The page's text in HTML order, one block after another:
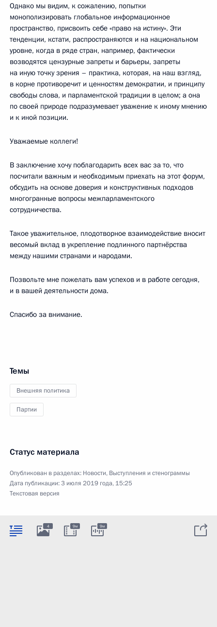
Однако мы видим, к сожалению, попытки
монополизировать глобальное информационное
пространство, присвоить себе «право на истину». Эти
тенденции, кстати, распространяются и на национальном
уровне, когда в ряде стран, например, фактически
возводятся цензурные запреты и барьеры, запреты
на иную точку зрения – практика, которая, на наш взгляд,
в корне противоречит и ценностям демократии, и принципу
свободы слова, и парламентской традиции в целом; а она
по своей природе подразумевает уважение к иному мнению
и к иной позиции.
Уважаемые коллеги!
В заключение хочу поблагодарить всех вас за то, что
посчитали важным и необходимым приехать на этот форум,
обсудить на основе доверия и конструктивных подходов
многогранные вопросы межпарламентского
сотрудничества.
Такое уважительное, плодотворное взаимодействие вносит
весомый вклад в укрепление подлинного партнёрства
между нашими странами и народами.
Позвольте мне пожелать вам успехов и в работе сегодня,
и в вашей деятельности дома.
Спасибо за внимание.
Темы
Внешняя политика
Партии
Статус материала
Опубликован в разделах: Новости, Выступления и стенограммы
Дата публикации:3 июля 2019 года, 15:25
Текстовая версия
4 9м 9м